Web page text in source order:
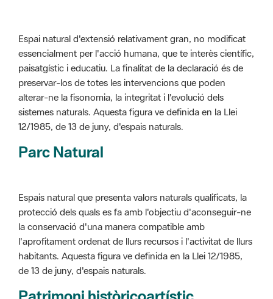
preservar-los de totes les intervencions que poden
alterar-ne la fisonomia, la integritat i l'evolució dels
sistemes naturals. Aquesta figura ve definida en la Llei
12/1985, de 13 de juny, d'espais naturals.
Parc Natural
Espais natural que presenta valors naturals qualificats, la
l'aprofitament ordenat de llurs recursos i l'activitat de llurs
habitants. Aquesta figura ve definida en la Llei 12/1985,
de 13 de juny, d'espais naturals.
Patrimoni històricoartístic